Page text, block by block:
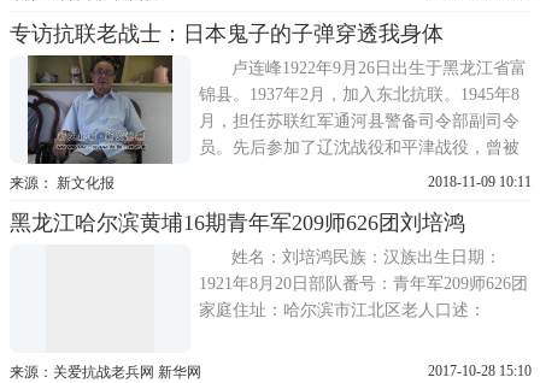
道这家的男人曾经打过日本鬼子，女人也是
1950年入伍的老兵。康贵山1931年出生，
1945年也就是14岁那年少年
专访抗联老战士：日本鬼子的子弹穿透我身体
卢连峰1922年9月26日出生于黑龙江省富
锦县。1937年2月，加入东北抗联。1945年8
月，担任苏联红军通河县警备司令部副司令
员。先后参加了辽沈战役和平津战役，曾被
授予骑兵战斗英雄称号。后被编入四十七军
勤航空站站长。1952年，调任中南空军工程
大队参谋长。1960年，任中南空军后勤部修
建部副部长。1978年离休，
来源： 新文化报 2018-11-09 10:11
黑龙江哈尔滨黄埔16期青年军209师626团刘培鸿
姓名：刘培鸿民族：汉族出生日期：
1921年8月20日部队番号：青年军209师626团
家庭住址：哈尔滨市江北区老人口述：
来源：关爱抗战老兵网 新华网 2017-10-28 15:10